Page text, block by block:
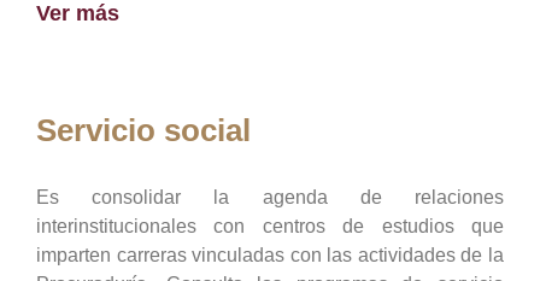
Ver más
Servicio social
Es consolidar la agenda de relaciones
interinstitucionales con centros de estudios que
imparten carreras vinculadas con las actividades de la